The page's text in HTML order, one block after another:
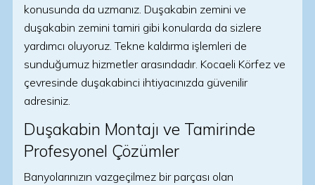
konusunda da uzmanız. Duşakabin zemini ve
duşakabin zemini tamiri gibi konularda da sizlere
yardımcı oluyoruz. Tekne kaldırma işlemleri de
sunduğumuz hizmetler arasındadır. Kocaeli Körfez ve
çevresinde duşakabinci ihtiyacınızda güvenilir
adresiniz.
Duşakabin Montajı ve Tamirinde
Profesyonel Çözümler
Banyolarınızın vazgeçilmez bir parçası olan